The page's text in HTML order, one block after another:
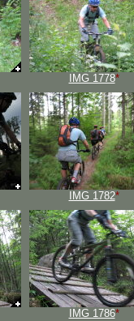
IMG 1778*
IMG 1782*
IMG 1786*